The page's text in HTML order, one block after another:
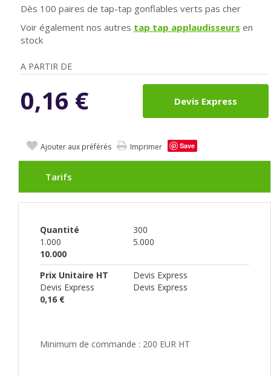
Dès 100 paires de tap-tap gonflables verts pas cher
Voir également nos autres tap tap applaudisseurs en
stock
A PARTIR DE
0,16 € Devis Express
Ajouter aux préférés Imprimer Save
Tarifs
Quantité
300
1.000
5.000
10.000
Prix Unitaire HT
Devis Express
Devis Express
Devis Express
0,16 €
Minimum de commande : 200 EUR HT